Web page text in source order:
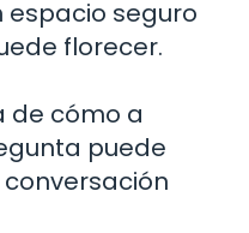
espacio seguro
florecer.
de cómo a
puede